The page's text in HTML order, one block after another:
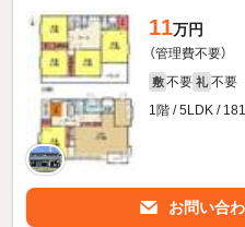
11万円
（管理費不要）
敷 不要 礼 不要
1階 / 5LDK /
お問い合